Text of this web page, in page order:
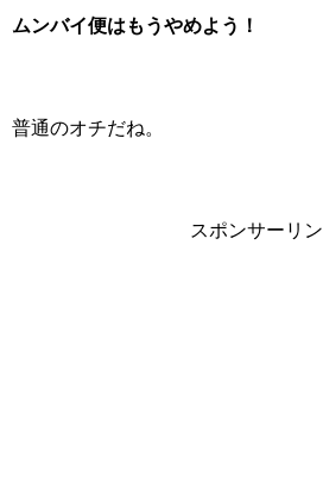
ムンバイ便はもうやめよう！
普通のオチだね。
スポンサーリ